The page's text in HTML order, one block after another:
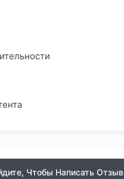
Чтобы Написать Отзыв